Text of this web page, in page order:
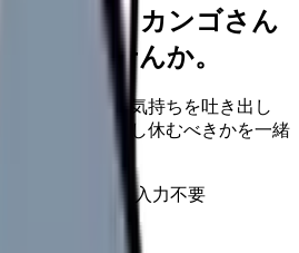
いなら、カンゴさん
てみませんか。
ません。今の気持ちを吐き出し
るべきか、少し休むべきかを一緒
なし
病院名は入力不要
談する